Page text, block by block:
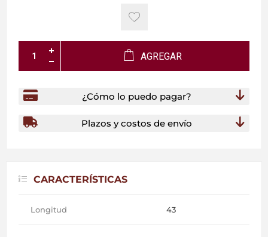
AGREGAR
¿Cómo lo puedo pagar?
Plazos y costos de envío
CARACTERÍSTICAS
Longitud 43